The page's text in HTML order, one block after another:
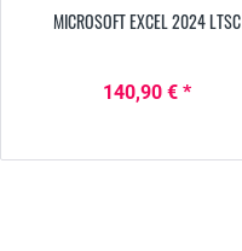
MICROSOFT EXCEL 2024 LTSC
140,90 € *